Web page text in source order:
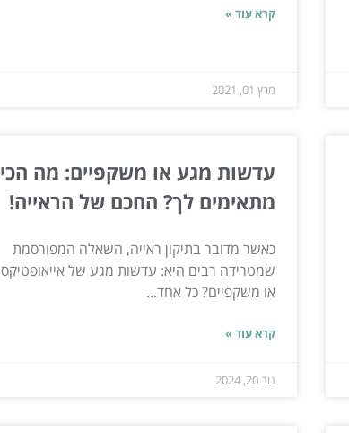
קרא עוד »
מרץ 01, 2021
עדשות מגע או משקפיים: מה הכי
מתאימים לך? החכם של הראייה!
כאשר מדובר בתיקון ראייה, השאלה המפורסמת
שמטרידה רבים היא: עדשות מגע של אייאופטיקס
או משקפיים? כל אחד...
קרא עוד »
נוב 20, 2024